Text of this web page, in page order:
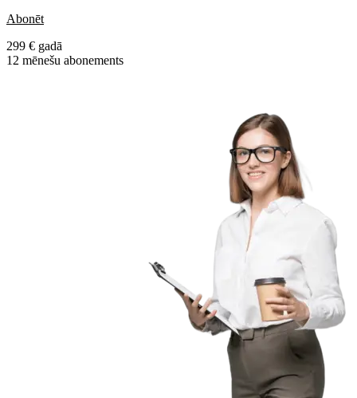
Abonēt
299 € gadā
12 mēnešu abonements